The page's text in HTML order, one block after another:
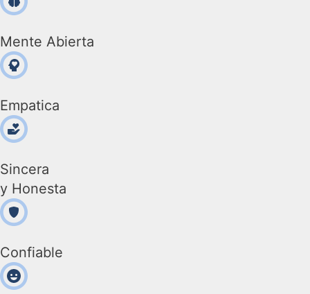
Mente Abierta
Empatica
Sincera
y Honesta
Confiable